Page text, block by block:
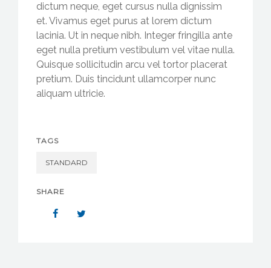
dictum neque, eget cursus nulla dignissim
et. Vivamus eget purus at lorem dictum
lacinia. Ut in neque nibh. Integer fringilla ante
eget nulla pretium vestibulum vel vitae nulla.
Quisque sollicitudin arcu vel tortor placerat
pretium. Duis tincidunt ullamcorper nunc
aliquam ultricie.
TAGS
STANDARD
SHARE